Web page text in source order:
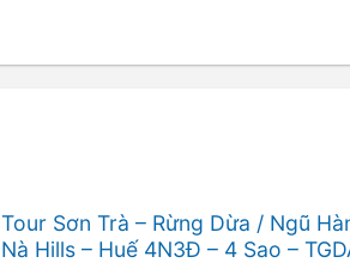
Tour Sơn Trà – Rừng Dừa / Ngũ
Nà Hills – Huế 4N3Đ – 4 Sao –